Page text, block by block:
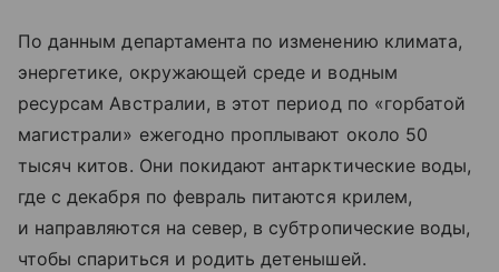
По данным департамента по изменению климата,
энергетике, окружающей среде и водным
ресурсам Австралии, в этот период по «горбатой
магистрали» ежегодно проплывают около 50
тысяч китов. Они покидают антарктические воды,
где с декабря по февраль питаются крилем,
и направляются на север, в субтропические воды,
чтобы спариться и родить детенышей.